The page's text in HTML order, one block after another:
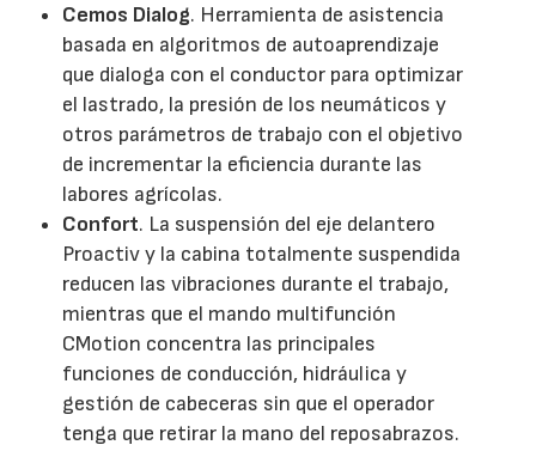
Cemos Dialog. Herramienta de asistencia
basada en algoritmos de autoaprendizaje
que dialoga con el conductor para optimizar
el lastrado, la presión de los neumáticos y
otros parámetros de trabajo con el objetivo
de incrementar la eficiencia durante las
labores agrícolas.
Confort. La suspensión del eje delantero
Proactiv y la cabina totalmente suspendida
reducen las vibraciones durante el trabajo,
mientras que el mando multifunción
CMotion concentra las principales
funciones de conducción, hidráulica y
gestión de cabeceras sin que el operador
tenga que retirar la mano del reposabrazos.